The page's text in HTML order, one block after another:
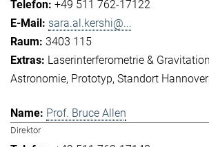
+49 511 762-17122
sara.al.kershi@...
3403 115
Laserinterferometrie &
Astronomie Prototyp Standort Hannover
Prof. Bruce Allen
Direktor